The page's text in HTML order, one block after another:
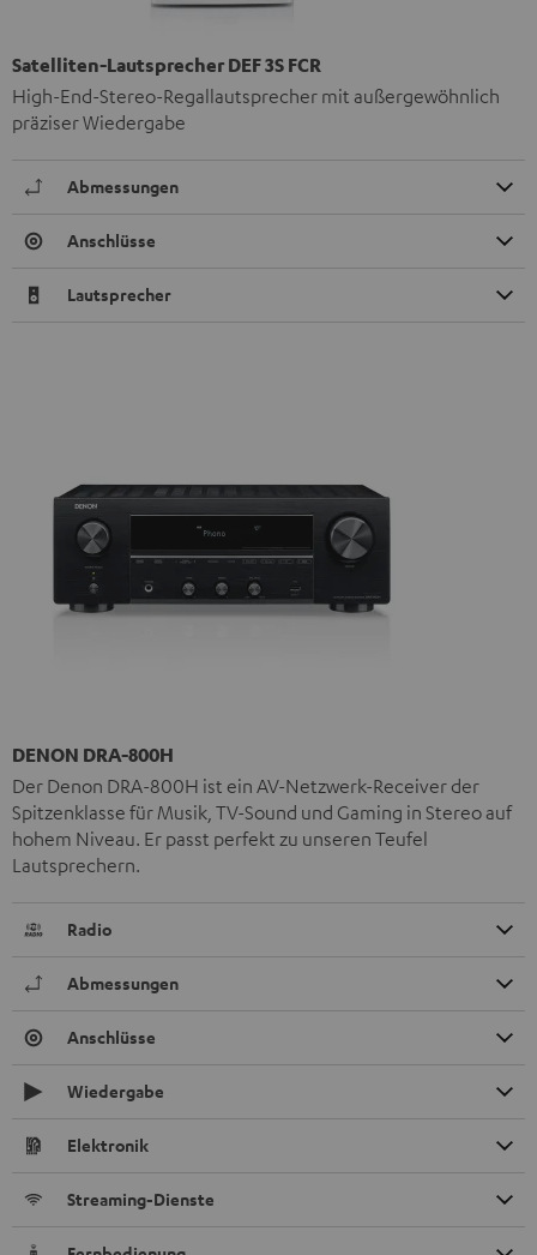
Satelliten-Lautsprecher DEF 3S FCR
High-End-Stereo-Regallautsprecher mit außergewöhnlich
präziser Wiedergabe
Abmessungen
Anschlüsse
Lautsprecher
DENON DRA-800H
Der Denon DRA-800H ist ein AV-Netzwerk-Receiver der
Spitzenklasse für Musik, TV-Sound und Gaming in Stereo auf
hohem Niveau. Er passt perfekt zu unseren Teufel
Lautsprechern.
Radio
Abmessungen
Anschlüsse
Wiedergabe
Elektronik
Streaming-Dienste